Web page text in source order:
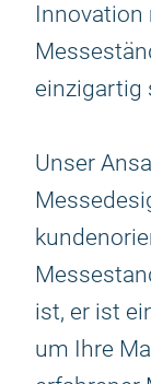
einzigartig
Unser
ist, er ist
um Ihre